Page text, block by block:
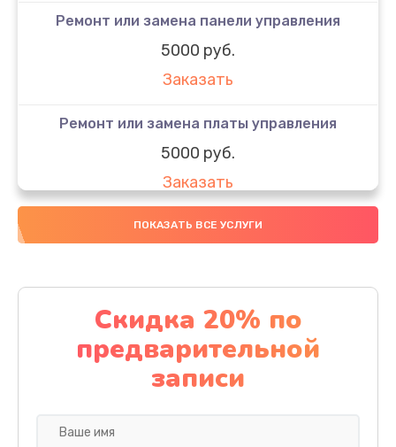
Ремонт или замена панели управления
5000 руб.
Заказать
Ремонт или замена платы управления
5000 руб.
Заказать
Ремонт или замена термоблока
Заказать
Ремонт привода варочного блока
4000 руб.
Заказать
ПОКАЗАТЬ ВСЕ УСЛУГИ
Скидка 20% по
предварительной
записи